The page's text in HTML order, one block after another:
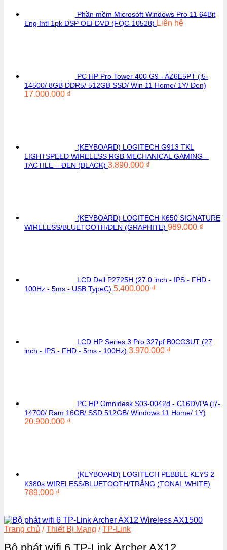
Phần mềm Microsoft Windows Pro 11 64Bit
Eng Intl 1pk DSP OEI DVD (FQC-10528) Liên hệ
PC HP Pro Tower 400 G9 - AZ6E5PT (i5-
14500/ 8GB DDR5/ 512GB SSD/ Win 11 Home/ 1Y/ Đen)
17.000.000 ₫
(KEYBOARD) LOGITECH G913 TKL
LIGHTSPEED WIRELESS RGB MECHANICAL GAMING –
TACTILE – ĐEN (BLACK) 3.890.000 ₫
(KEYBOARD) LOGITECH K650 SIGNATURE
WIRELESS/BLUETOOTH/ĐEN (GRAPHITE) 989.000 ₫
LCD Dell P2725H (27.0 inch - IPS - FHD -
100Hz - 5ms - USB TypeC) 5.400.000 ₫
LCD HP Series 3 Pro 327pf B0CG3UT (27
inch - IPS - FHD - 5ms - 100Hz) 3.970.000 ₫
PC HP Omnidesk S03-0042d - C16DVPA (i7-
14700/ Ram 16GB/ SSD 512GB/ Windows 11 Home/ 1Y)
20.900.000 ₫
(KEYBOARD) LOGITECH PEBBLE KEYS 2
K380s WIRELESS/BLUETOOTH/TRẮNG (TONAL WHITE)
789.000 ₫
Trang chủ / Thiết Bị Mạng / TP-Link